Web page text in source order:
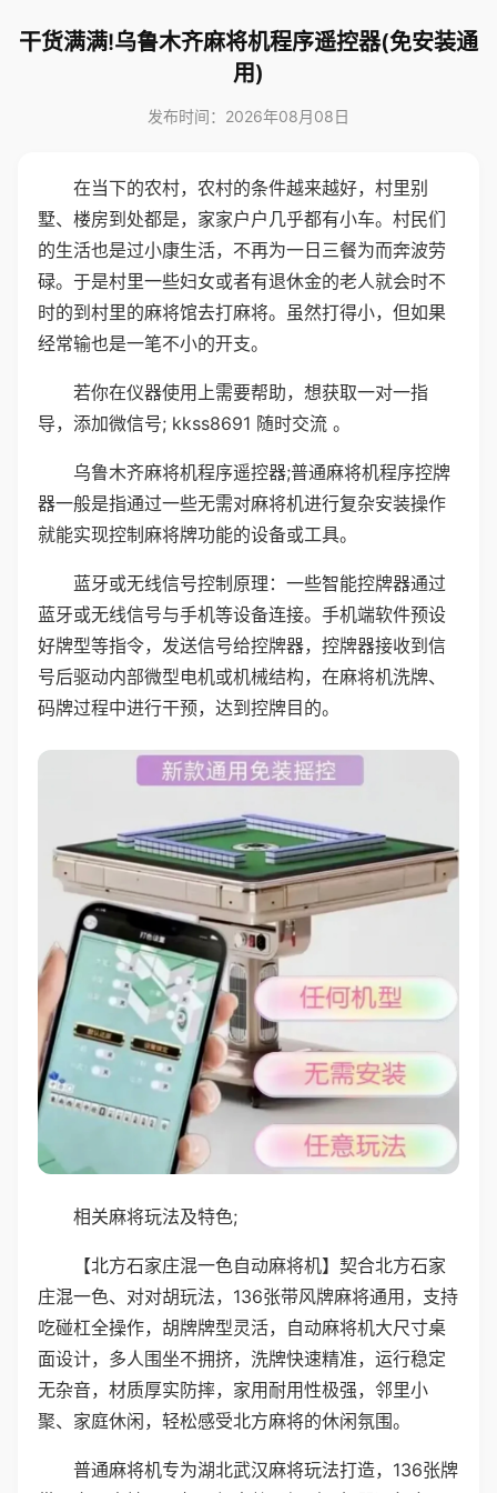
干货满满!乌鲁木齐麻将机程序遥控器(免安装通
用)
发布时间：2026年08月08日
在当下的农村，农村的条件越来越好，村里别
墅、楼房到处都是，家家户户几乎都有小车。村民们
的生活也是过小康生活，不再为一日三餐为而奔波劳
碌。于是村里一些妇女或者有退休金的老人就会时不
时的到村里的麻将馆去打麻将。虽然打得小，但如果
经常输也是一笔不小的开支。
若你在仪器使用上需要帮助，想获取一对一指
导，添加微信号; kkss8691 随时交流 。
乌鲁木齐麻将机程序遥控器;普通麻将机程序控牌
器一般是指通过一些无需对麻将机进行复杂安装操作
就能实现控制麻将牌功能的设备或工具。
蓝牙或无线信号控制原理：一些智能控牌器通过
蓝牙或无线信号与手机等设备连接。手机端软件预设
好牌型等指令，发送信号给控牌器，控牌器接收到信
号后驱动内部微型电机或机械结构，在麻将机洗牌、
码牌过程中进行干预，达到控牌目的。
相关麻将玩法及特色;
【北方石家庄混一色自动麻将机】契合北方石家
庄混一色、对对胡玩法，136张带风牌麻将通用，支持
吃碰杠全操作，胡牌牌型灵活，自动麻将机大尺寸桌
面设计，多人围坐不拥挤，洗牌快速精准，运行稳定
无杂音，材质厚实防摔，家用耐用性极强，邻里小
聚、家庭休闲，轻松感受北方麻将的休闲氛围。
普通麻将机专为湖北武汉麻将玩法打造，136张牌